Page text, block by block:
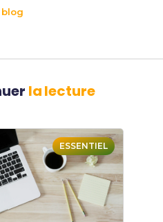
la lecture
ESSENTIEL